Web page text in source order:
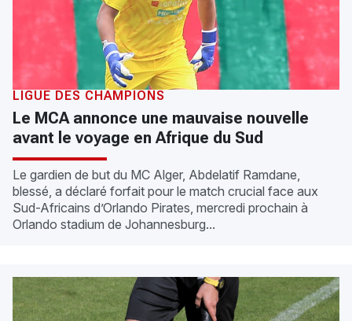
LIGUE DES CHAMPIONS
Le MCA annonce une mauvaise nouvelle
avant le voyage en Afrique du Sud
Le gardien de but du MC Alger, Abdelatif Ramdane,
blessé, a déclaré forfait pour le match crucial face aux
Sud-Africains d’Orlando Pirates, mercredi prochain à
Orlando stadium de Johannesburg...